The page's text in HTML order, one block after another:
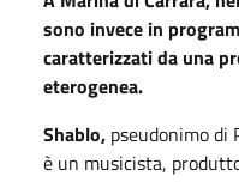
sono invece in
caratterizzati da una
eterogenea.
Shablo, pseudonimo di
è un musicista,